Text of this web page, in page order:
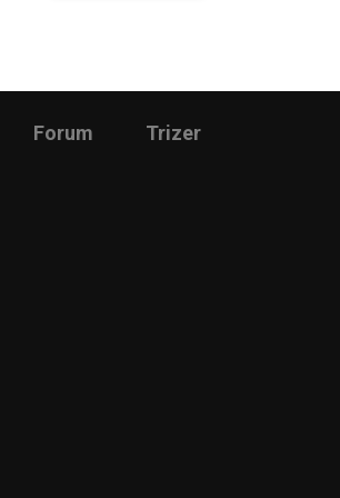
Forum Trizer